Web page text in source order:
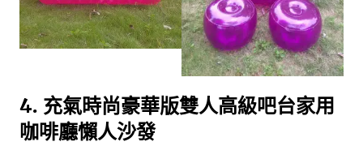
4. 充氣時尚豪華版雙人高級吧台家用
咖啡廳懶人沙發